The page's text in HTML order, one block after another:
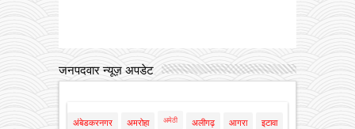
जनपदवार न्यूज़ अपडेट
अंबेडकरनगर अमरोहा अमेठी अलीगढ़ आगरा इटावा